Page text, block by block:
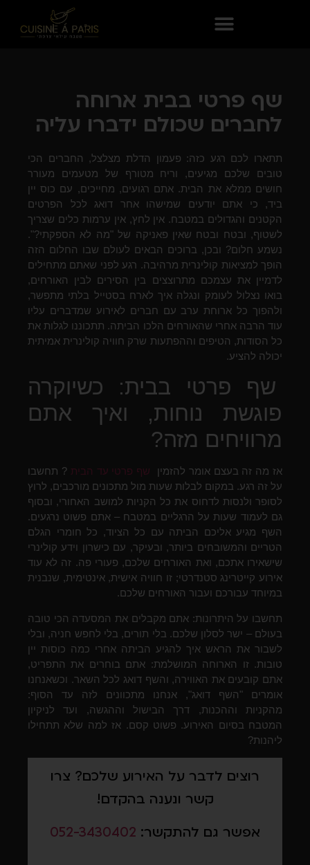
שף פרטי בבית ארוחה
לחברים שכולם ידברו עליה
תתארו לכם רגע כזה: פעמון הדלת מצלצל, החברים הכי
טובים שלכם מגיעים, וריח מטורף של מטעמים מעורר
חושים ממלא את הבית. אתם רגועים, מחייכים, עם כוס יין
ביד, כי אתם יודעים שמישהו אחר דואג לכל הפרטים
הקטנים והגדולים במטבח. אין לחץ, אין ערמות כלים שצריך
לשטוף, ובטח ובטח שאין פאניקה של "מה לא הספקתי?".
נשמע חלום? ובכן, ברוכים הבאים לעולם שבו החלום הזה
הופך למציאות קולינרית מרהיבה. רגע לפני שאתם מתחילים
לדמיין את עצמכם מתרוצצים בין הסירים לבין האורחים,
בואו נצלול לעומק ונגלה איך לארח בסטייל בלתי מתפשר,
ולהפוך כל ארוחת ערב עם חברים לאירוע שמדברים עליו
עוד הרבה אחרי שהאורחים הלכו הביתה. תתכוננו לגלות את
כל הסודות, הטיפים וההפתעות שרק חוויה קולינרית אמיתית
יכולה להציע.
שף פרטי בבית: כשיוקרה
פוגשת נוחות, ואיך אתם
מרוויחים מזה?
אז מה זה בעצם אומר להזמין שף פרטי עד הבית ? תחשבו
על זה רגע. במקום לבלות שעות מול מתכונים מורכבים, לרוץ
לסופר ולנסות לדחוס את כל הקניות למושב האחורי, ובסוף
גם לעמוד שעות על הרגליים במטבח – אתם פשוט נרגעים.
השף מגיע אליכם הביתה עם כל הציוד, כל חומרי הגלם
הטריים והמשובחים ביותר, ובעיקר, עם כישרון וידע קולינרי
שישאירו אתכם, ואת האורחים שלכם, פעורי פה. זה לא עוד
אירוע קייטרינג סטנדרטי; זו חוויה אישית, אינטימית, שנבנית
במיוחד עבורכם ועבור האורחים שלכם.
תחשבו על היתרונות: אתם מקבלים את המסעדה הכי טובה
בעולם – ישר לסלון שלכם. בלי תורים, בלי לחפש חניה, ובלי
לשבור את הראש איך להגיע הביתה אחרי כמה כוסות יין
טובות. זו הארוחה המושלמת: אתם בוחרים את התפריט,
אתם קובעים את האווירה, והשף דואג לכל השאר. וכשאנחנו
אומרים "השף דואג", אנחנו מתכוונים לזה עד הסוף:
מהקניות וההכנות, דרך הבישול וההגשה, ועד לניקיון
המטבח בסיום האירוע. פשוט קסם. אז למה שלא תתחילו
ליהנות?
רוצים לדבר על האירוע שלכם? צרו
קשר ונענה בהקדם!
אפשר גם להתקשר: 052-3430402